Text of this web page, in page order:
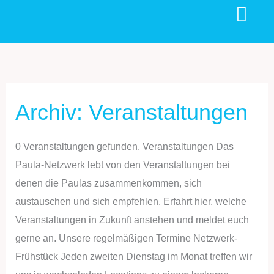
springen
Archiv:Veranstaltungen
0 Veranstaltungen gefunden. Veranstaltungen Das
Paula-Netzwerk lebt von den Veranstaltungen bei
denen die Paulas zusammenkommen, sich
austauschen und sich empfehlen. Erfahrt hier, welche
Veranstaltungen in Zukunft anstehen und meldet euch
gerne an. Unsere regelmäßigen Termine Netzwerk-
Frühstück Jeden zweiten Dienstag im Monat treffen wir
Workshop: